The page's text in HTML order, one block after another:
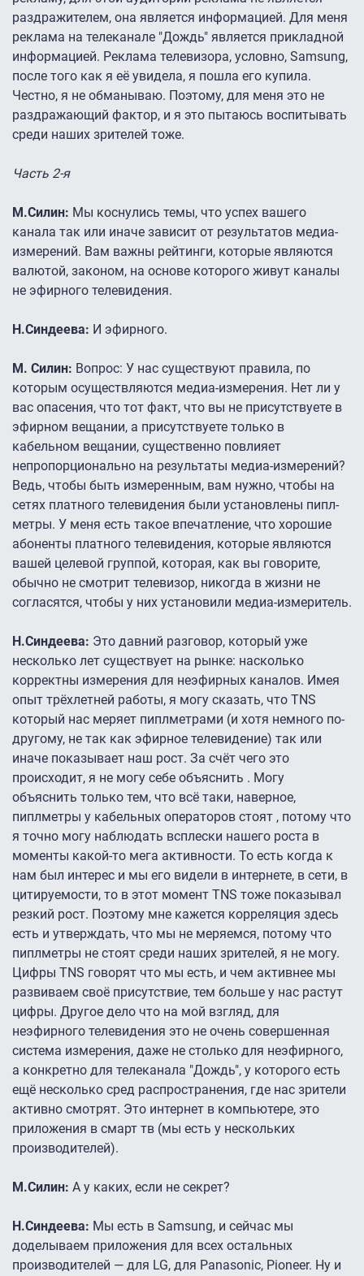
раздражителем, она является информацией. Для меня
реклама на телеканале "Дождь" является прикладной
информацией. Реклама телевизора, условно, Samsung,
после того как я её увидела, я пошла его купила.
Честно, я не обманываю. Поэтому, для меня это не
раздражающий фактор, и я это пытаюсь воспитывать
среди наших зрителей тоже.
Часть 2-я
М.Силин: Мы коснулись темы, что успех вашего
канала так или иначе зависит от результатов медиа-
измерений. Вам важны рейтинги, которые являются
валютой, законом, на основе которого живут каналы
не эфирного телевидения.
Н.Синдеева: И эфирного.
М. Силин: Вопрос: У нас существуют правила, по
которым осуществляются медиа-измерения. Нет ли у
вас опасения, что тот факт, что вы не присутствуете в
эфирном вещании, а присутствуете только в
кабельном вещании, существенно повлияет
непропорционально на результаты медиа-измерений?
Ведь, чтобы быть измеренным, вам нужно, чтобы на
сетях платного телевидения были установлены пипл-
метры. У меня есть такое впечатление, что хорошие
абоненты платного телевидения, которые являются
вашей целевой группой, которая, как вы говорите,
обычно не смотрит телевизор, никогда в жизни не
согласятся, чтобы у них установили медиа-измеритель.
Н.Синдеева: Это давний разговор, который уже
несколько лет существует на рынке: насколько
корректны измерения для неэфирных каналов. Имея
опыт трёхлетней работы, я могу сказать, что TNS
который нас меряет пиплметрами (и хотя немного по-
другому, не так как эфирное телевидение) так или
иначе показывает наш рост. За счёт чего это
происходит, я не могу себе объяснить . Могу
объяснить только тем, что всё таки, наверное,
пиплметры у кабельных операторов стоят , потому что
я точно могу наблюдать всплески нашего роста в
моменты какой-то мега активности. То есть когда к
нам был интерес и мы его видели в интернете, в сети, в
цитируемости, то в этот момент TNS тоже показывал
резкий рост. Поэтому мне кажется корреляция здесь
есть и утверждать, что мы не меряемся, потому что
пиплметры не стоят среди наших зрителей, я не могу.
Цифры TNS говорят что мы есть, и чем активнее мы
развиваем своё присутствие, тем больше у нас растут
цифры. Другое дело что на мой взгляд, для
неэфирного телевидения это не очень совершенная
система измерения, даже не столько для неэфирного,
а конкретно для телеканала "Дождь", у которого есть
ещё несколько сред распространения, где нас зрители
активно смотрят. Это интернет в компьютере, это
приложения в смарт тв (мы есть у нескольких
производителей).
М.Силин: А у каких, если не секрет?
Н.Синдеева: Мы есть в Samsung, и сейчас мы
доделываем приложения для всех остальных
производителей — для LG, для Panasonic, Pioneer. Ну и